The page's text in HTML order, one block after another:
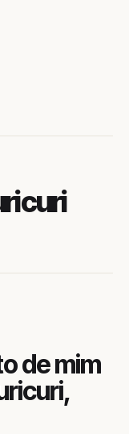
de mim